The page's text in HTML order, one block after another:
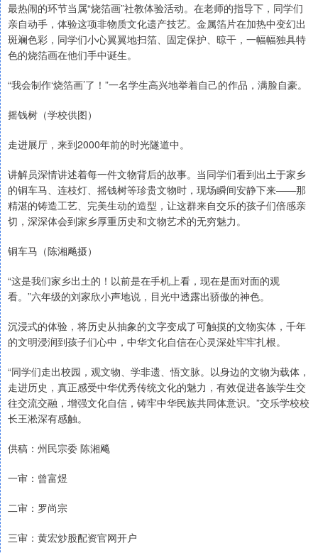
最热闹的环节当属“烧箔画”社教体验活动。在老师的指导下，同学们
亲自动手，体验这项非物质文化遗产技艺。金属箔片在加热中变幻出
斑斓色彩，同学们小心翼翼地扫箔、固定保护、晾干，一幅幅独具特
色的烧箔画在他们手中诞生。
“我会制作‘烧箔画’了！”一名学生高兴地举着自己的作品，满脸自豪。
摇钱树（学校供图）
走进展厅，来到2000年前的时光隧道中。
讲解员深情讲述着每一件文物背后的故事。当同学们看到出土于家乡
的铜车马、连枝灯、摇钱树等珍贵文物时，现场瞬间安静下来——那
精湛的铸造工艺、完美生动的造型，让这群来自交乐的孩子们倍感亲
切，深深体会到家乡厚重历史和文物艺术的无穷魅力。
铜车马（陈湘飚摄）
“这是我们家乡出土的！以前是在手机上看，现在是面对面的观
看。”六年级的刘家欣小声地说，目光中透露出骄傲的神色。
沉浸式的体验，将历史从抽象的文字变成了可触摸的文物实体，千年
的文明浸润到孩子们心中，中华文化自信在心灵深处牢牢扎根。
“同学们走出校园，观文物、学非遗、悟文脉。以身边的文物为载体，
走进历史，真正感受中华优秀传统文化的魅力，有效促进各族学生交
往交流交融，增强文化自信，铸牢中华民族共同体意识。”交乐学校校
长王淞深有感触。
供稿：州民宗委 陈湘飚
一审：曾富煜
二审：罗尚宗
三审：黄宏炒股配资官网开户